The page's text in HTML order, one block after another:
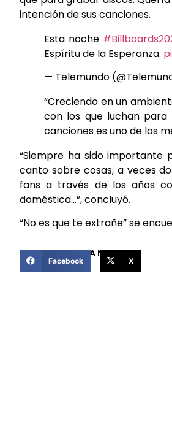
intención de sus canciones.
Esta noche
Espíritu de la Esperanza.
— Telemundo
“Creciendo en un
con los que luchan para
canciones es uno de los
“Siempre ha sido importante
canto sobre cosas, a veces
fans a través de los años
doméstica…”, concluyó.
“No es que te extrañe” se
COMPARTIR ESTA NOTICIA
Facebook X